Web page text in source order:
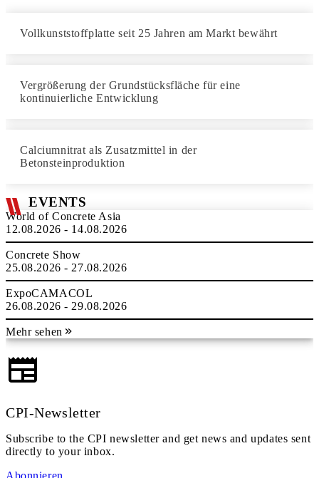
Vollkunststoffplatte seit 25 Jahren am Markt bewährt
Vergrößerung der Grundstücksfläche für eine
kontinuierliche Entwicklung
Calciumnitrat als Zusatzmittel in der
Betonsteinproduktion
EVENTS
World of Concrete Asia
12.08.2026 - 14.08.2026
Concrete Show
25.08.2026 - 27.08.2026
ExpoCAMACOL
26.08.2026 - 29.08.2026
Mehr sehen
CPI-Newsletter
Subscribe to the CPI newsletter and get news and updates sent
directly to your inbox.
Abonnieren